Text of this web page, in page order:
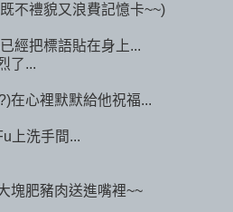
不禮貌又浪費記憶卡~~)
經把標語貼在身上...
了...
在心裡默默給他祝福...
上洗手間...
塊肥豬肉送進嘴裡~~